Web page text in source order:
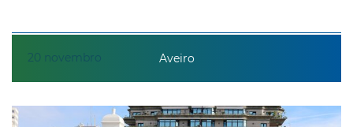
20 novembro Aveiro